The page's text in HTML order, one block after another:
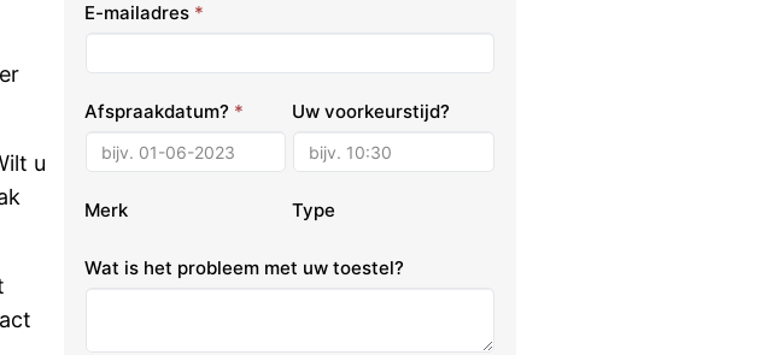
u
E-mailadres *
Afspraakdatum? * Uw voorkeurstijd?
Merk Type
Wat is het probleem met uw toestel?